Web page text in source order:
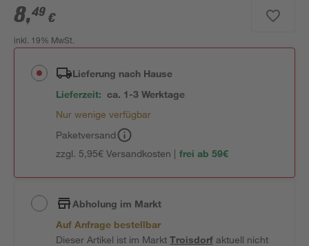
8,49 €
inkl. 19% MwSt.
Lieferung nach Hause
Lieferzeit: ca. 1-3 Werktage
Nur wenige verfügbar
Paketversand
zzgl. 5,95€ Versandkosten | frei ab 59€
Abholung im Markt
Auf Anfrage bestellbar
Dieser Artikel ist im MarktTroisdorfaktuell nicht